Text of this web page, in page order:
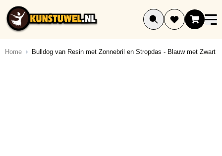
Ga naar de inhoud
Home Bulldog van Resin met Zonnebril en Stropdas - Blauw met Zwart